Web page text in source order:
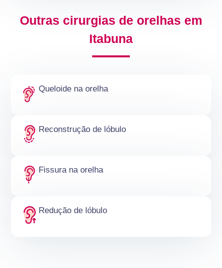
Outras cirurgias de orelhas em
Itabuna
Queloide na orelha
Reconstrução de lóbulo
Fissura na orelha
Redução de lóbulo